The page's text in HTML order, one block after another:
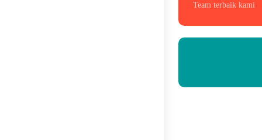
Team terbaik kami